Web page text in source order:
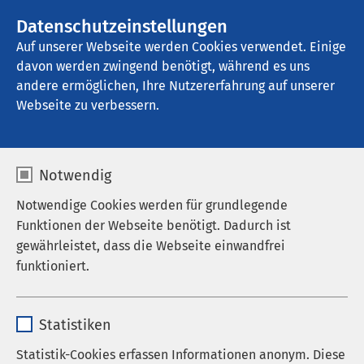
Datenschutzeinstellungen
Auf unserer Webseite werden Cookies verwendet. Einige
davon werden zwingend benötigt, während es uns
andere ermöglichen, Ihre Nutzererfahrung auf unserer
Webseite zu verbessern.
Notwendig
Notwendige Cookies werden für grundlegende
Funktionen der Webseite benötigt. Dadurch ist
gewährleistet, dass die Webseite einwandfrei
funktioniert.
Anbieter sgalinski
Statistiken
Statistik-Cookies erfassen Informationen anonym. Diese
Startseite der AMEOS Gruppe Aktuelles Nachrichten